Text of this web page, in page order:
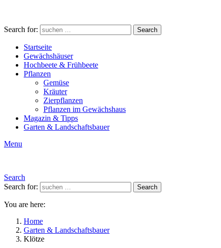
Search for: Search
Startseite
Gewächshäuser
Hochbeete & Frühbeete
Pflanzen
Gemüse
Kräuter
Zierpflanzen
Pflanzen im Gewächshaus
Magazin & Tipps
Garten & Landschaftsbauer
Menu
Search
Search for:
Search
You are here:
Home
Garten & Landschaftsbauer
Klötze